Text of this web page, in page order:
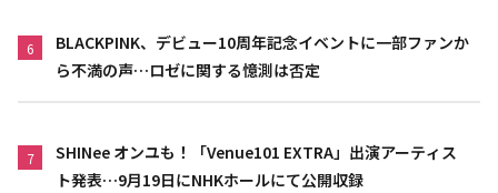
6
BLACKPINK、デビュー10周年記念イベントに一部ファンか
ら不満の声…ロゼに関する憶測は否定
7
SHINee オンユも！「Venue101 EXTRA」出演アーティス
ト発表…9月19日にNHKホールにて公開収録